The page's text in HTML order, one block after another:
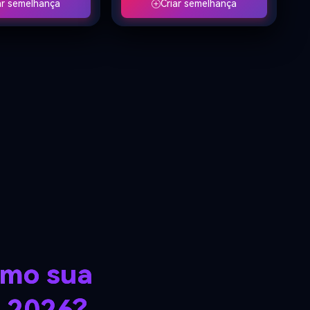
faciais, cortes de
corporais e
eles se
A versão de
seguiu a estrada. A
semelhança
lantejoulas douradas, com material
brilhante e sofisticado. Suas
Criar semelhança
sua